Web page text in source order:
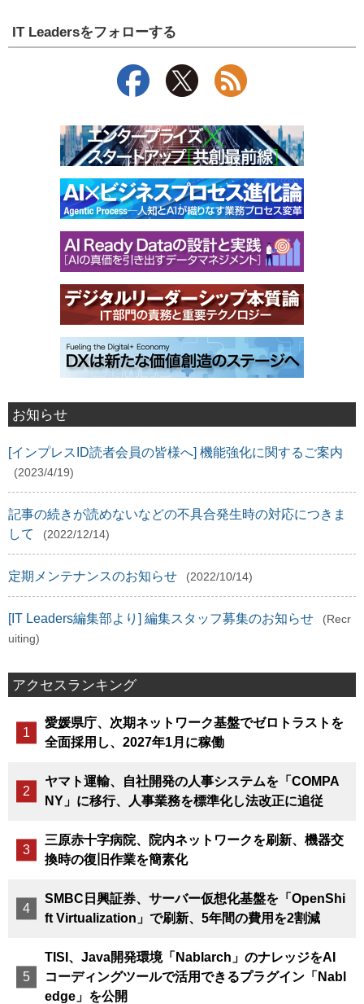
IT Leadersをフォローする
お知らせ
[インプレスID読者会員の皆様へ] 機能強化に関するご案内
(2023/4/19)
記事の続きが読めないなどの不具合発生時の対応につきま
して
(2022/12/14)
定期メンテナンスのお知らせ (2022/10/14)
[IT Leaders編集部より] 編集スタッフ募集のお知らせ
(Recr
uiting)
アクセスランキング
愛媛県庁、次期ネットワーク基盤でゼロトラストを
全面採用し、2027年1月に稼働
ヤマト運輸、自社開発の人事システムを「COMPA
NY」に移行、人事業務を標準化し法改正に追従
三原赤十字病院、院内ネットワークを刷新、機器交
換時の復旧作業を簡素化
SMBC日興証券、サーバー仮想化基盤を「OpenShi
ft Virtualization」で刷新、5年間の費用を2割減
TISI、Java開発環境「Nablarch」のナレッジをAI
コーディングツールで活用できるプラグイン「Nabl
edge」を公開